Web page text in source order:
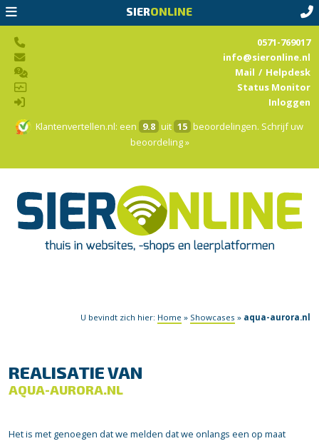
SIERONLINE
Klantenvertellen.nl: een 9.8 uit 15 beoordelingen. Schrijf uw
beoordeling »
0571-769017
info@sieronline.nl
Mail / Helpdesk
Status Monitor
Inloggen
U bevindt zich hier: Home » Showcases » aqua-aurora.nl
REALISATIE VAN
AQUA-AURORA.NL
Het is met genoegen dat we melden dat we onlangs een op maat